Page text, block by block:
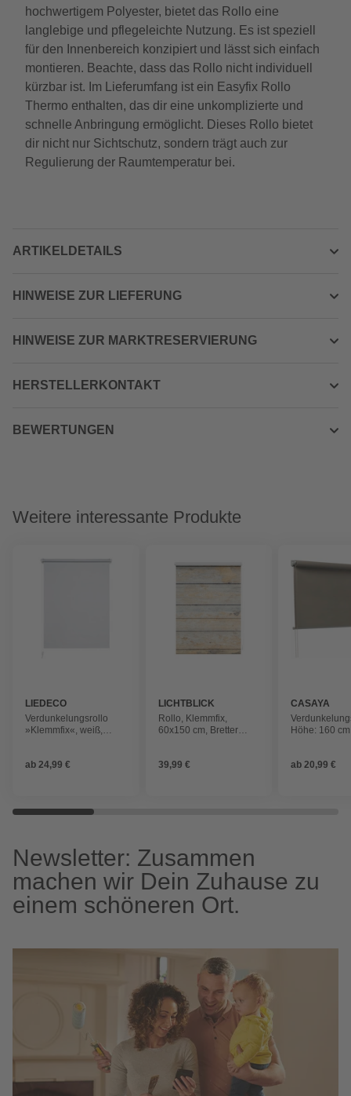
hochwertigem Polyester, bietet das Rollo eine
langlebige und pflegeleichte Nutzung. Es ist speziell
für den Innenbereich konzipiert und lässt sich einfach
montieren. Beachte, dass das Rollo nicht individuell
kürzbar ist. Im Lieferumfang ist ein Easyfix Rollo
Thermo enthalten, das dir eine unkomplizierte und
schnelle Anbringung ermöglicht. Dieses Rollo bietet
dir nicht nur Sichtschutz, sondern trägt auch zur
Regulierung der Raumtemperatur bei.
ARTIKELDETAILS
HINWEISE ZUR LIEFERUNG
HINWEISE ZUR MARKTRESERVIERUNG
HERSTELLERKONTAKT
BEWERTUNGEN
Weitere interessante Produkte
LIEDECO
Verdunkelungsrollo
»Klemmfix«, weiß,
ab 24,99 €
LICHTBLICK
Rollo, ‎‎Klemmfix,
60x150 cm‎, Bretter
39,99 €
CASAYA
Höhe: 160
ab20,99 €
Newsletter: Zusammen
machen wir Dein Zuhause zu
einem schöneren Ort.